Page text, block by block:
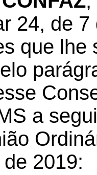
24, de
que lhe
a
2019: